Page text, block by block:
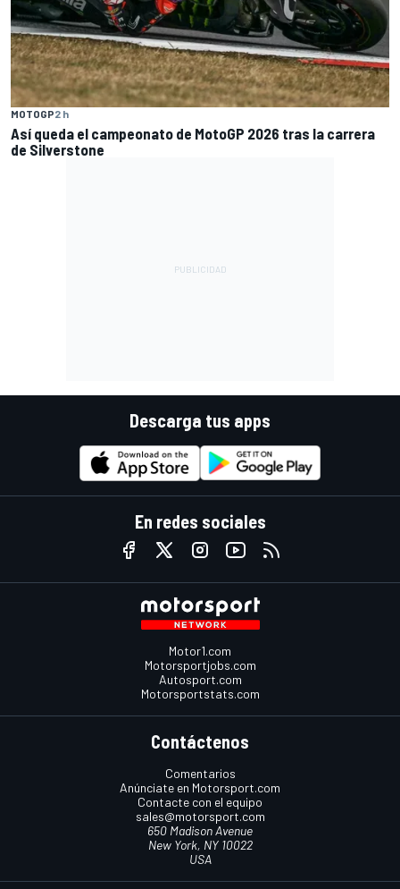
MOTOGP2 h
Así queda el campeonato de MotoGP 2026 tras la carrera
de Silverstone
Descarga tus apps
En redes sociales
Motor1.com
Motorsportjobs.com
Autosport.com
Motorsportstats.com
Contáctenos
Comentarios
Anúnciate en Motorsport.com
Contacte con el equipo
sales@motorsport.com
650 Madison Avenue
New York, NY 10022
USA